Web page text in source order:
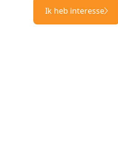
Ik heb interesse